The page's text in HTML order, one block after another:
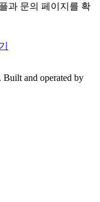
과 문의 페이지를 확
Built and operated by